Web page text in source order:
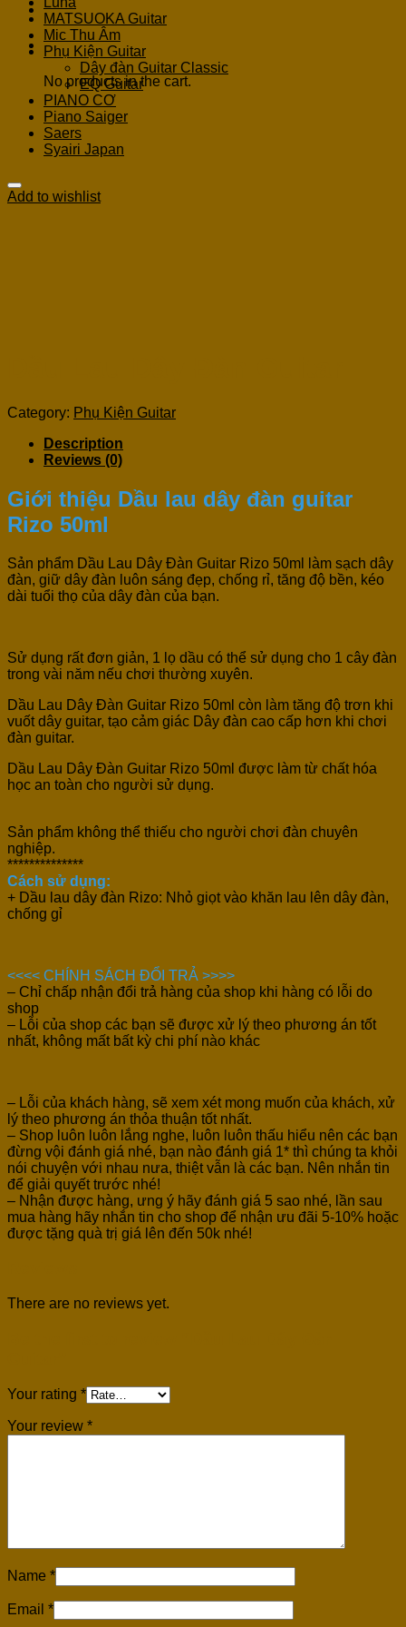
Cart
No products in the cart.
MATSUOKA Guitar
Mic Thu Âm
Phụ Kiện Guitar
Dây đàn Guitar Classic
EQ Guitar
PIANO CƠ
Piano Saiger
Saers
Syairi Japan
Add to wishlist
Category: Phụ Kiện Guitar
Description
Reviews (0)
Giới thiệu Dầu lau dây đàn guitar
Rizo 50ml
Sản phẩm Dầu Lau Dây Đàn Guitar Rizo 50ml làm sạch dây
đàn, giữ dây đàn luôn sáng đẹp, chống rỉ, tăng độ bền, kéo
dài tuổi thọ của dây đàn của bạn.
Sử dụng rất đơn giản, 1 lọ dầu có thể sử dụng cho 1 cây đàn
trong vài năm nếu chơi thường xuyên.
Dầu Lau Dây Đàn Guitar Rizo 50ml còn làm tăng độ trơn khi
vuốt dây guitar, tạo cảm giác Dây đàn cao cấp hơn khi chơi
đàn guitar.
Dầu Lau Dây Đàn Guitar Rizo 50ml được làm từ chất hóa
học an toàn cho người sử dụng.
Sản phẩm không thể thiếu cho người chơi đàn chuyên
nghiệp.
**************
Cách sử dụng:
+ Dầu lau dây đàn Rizo: Nhỏ giọt vào khăn lau lên dây đàn,
chống gỉ
<<<< CHÍNH SÁCH ĐỔI TRẢ >>>>
– Chỉ chấp nhận đổi trả hàng của shop khi hàng có lỗi do
shop
– Lỗi của shop các bạn sẽ được xử lý theo phương án tốt
nhất, không mất bất kỳ chi phí nào khác
– Lỗi của khách hàng, sẽ xem xét mong muốn của khách, xử
lý theo phương án thỏa thuận tốt nhất.
– Shop luôn luôn lắng nghe, luôn luôn thấu hiểu nên các bạn
đừng vội đánh giá nhé, bạn nào đánh giá 1* thì chúng ta khỏi
nói chuyện với nhau nưa, thiệt vẫn là các bạn. Nên nhắn tin
để giải quyết trước nhé!
– Nhận được hàng, ưng ý hãy đánh giá 5 sao nhé, lần sau
mua hàng hãy nhắn tin cho shop để nhận ưu đãi 5-10% hoặc
được tặng quà trị giá lên đến 50k nhé!
There are no reviews yet.
Your rating *
Your review *
Name *
Email *